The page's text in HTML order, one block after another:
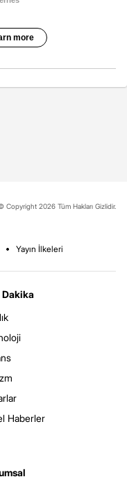
Copyright 2026 Tüm Hakları Gizlidir.
Yayın İlkeleri
Dakika
Haberler